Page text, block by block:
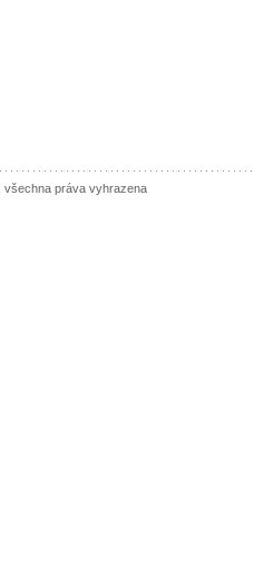
všechna práva vyhrazena